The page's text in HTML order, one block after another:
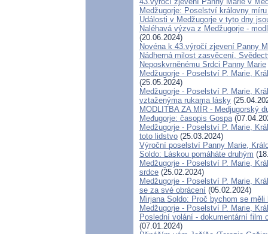
Medžugorje: Poselství královny
Události v Medžugorje v tyto dny
Naléhavá výzva z Medžugorje -
(20.06.2024)
Novéna k 43.výročí zjevení Panny
Nádherná milost zasvěcení,
Neposkvrněnému Srdci Panny Marie
Medžugorje - Poselství P. Marie,
(25.05.2024)
Medžugorje - Poselství P. Marie,
vztaženýma rukama lásky
MODLITBA ZA MÍR - Medjugorský
Međugorje: časopis Gospa
Medžugorje - Poselství P. Marie,
toto lidstvo (25.03.2024)
Výroční poselství Panny Marie,
Soldo: Láskou pomáháte druhým
Medžugorje - Poselství P. Marie,
srdce (25.02.2024)
Medžugorje - Poselství P. Marie,
se za své obrácení (05.02.2024)
Mirjana Soldo: Proč bychom se měli
Medžugorje - Poselství P. Marie,
Poslední volání - dokumentární film
(07.01.2024)